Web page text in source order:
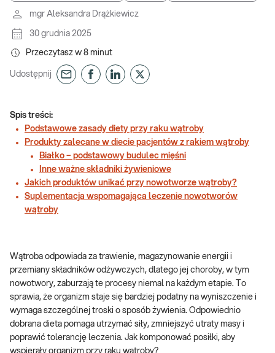
mgr Aleksandra Drążkiewicz
30 grudnia 2025
Przeczytasz w 8 minut
Udostępnij
Spis treści:
Podstawowe zasady diety przy raku wątroby
Produkty zalecane w diecie pacjentów z rakiem wątroby
Białko – podstawowy budulec mięśni
Inne ważne składniki żywieniowe
Jakich produktów unikać przy nowotworze wątroby?
Suplementacja wspomagająca leczenie nowotworów
wątroby
Wątroba odpowiada za trawienie, magazynowanie energii i
przemiany składników odżywczych, dlatego jej choroby, w tym
nowotwory, zaburzają te procesy niemal na każdym etapie. To
sprawia, że organizm staje się bardziej podatny na wyniszczenie i
wymaga szczególnej troski o sposób żywienia. Odpowiednio
dobrana dieta pomaga utrzymać siły, zmniejszyć utraty masy i
poprawić tolerancję leczenia. Jak komponować posiłki, aby
wspierały organizm przy raku wątroby?